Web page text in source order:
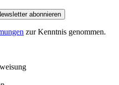
abonnieren
zur Kenntnis genommen.